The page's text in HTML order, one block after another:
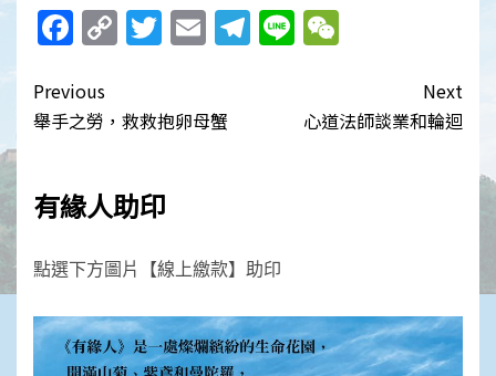
Facebook
CopyTwitter
EmailTelegram
Line
Post
navigation
Previous
舉手之勞，救救抱卵母蟹
Next
心道法師談業和輪迴
有緣人助印
點選下方圖片【線上繳款】助印